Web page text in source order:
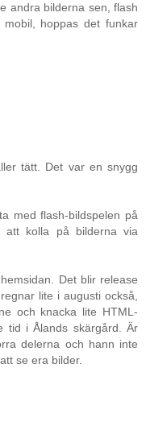
andra bilderna sen, flash
hoppas det funkar
tätt. Det var en snygg
med flash-bildspelen på
att kolla på bilderna via
Det blir release
lite i augusti också,
och knacka lite HTML-
tid i Ålands skärgård. Är
delerna och hann inte
se era bilder.